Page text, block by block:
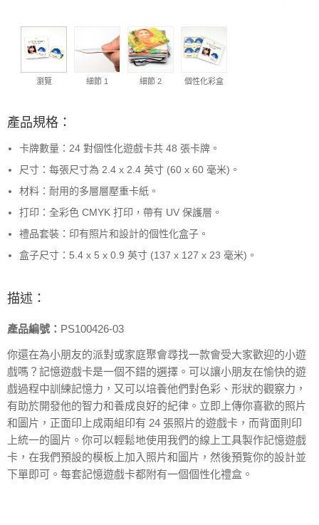
瀏覽 細節 1 細節 2 個性化彩盒
產品規格：
卡牌數量：24 對個性化遊戲卡共 48 張卡牌。
尺寸：每張尺寸為 2.4 x 2.4 英寸 (60 x 60 毫米)。
材料：耐用的多層層壓重卡紙。
打印：全彩色 CMYK 打印，帶有 UV 保護層。
禮品套裝：印有照片和設計的個性化盒子。
盒子尺寸：5.4 x 5 x 0.9 英寸 (137 x 127 x 23 毫米)。
描述：
產品編號： PS100426-03
你還在為小朋友的派對或家庭聚會尋找一款會受大家歡迎的小遊
戲嗎？記憶遊戲卡是一個不錯的選擇。可以讓小朋友在愉快的遊
戲過程中訓練記憶力，又可以培養他們對色彩、形狀的觀察力，
有助於開發他的智力和養成良好的紀律。立即上傳你喜歡的照片
和圖片，正面印上成兩組印有 24 張照片的遊戲卡，而背面則印
上統一的圖片。你可以輕鬆地使用我們的線上工具製作記憶遊戲
卡，在我們預設的模板上加入照片和圖片，然後預覧你的設計並
下單即可。每套記憶遊戲卡都附有一個個性化禮盒。